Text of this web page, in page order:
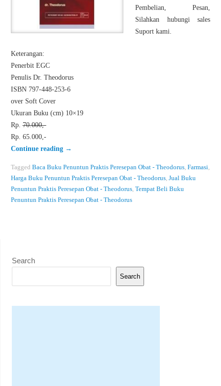
Pembelian, Pesan,
Silahkan hubungi sales
Suport kami.
Keterangan:
Penerbit EGC
Penulis Dr. Theodorus
ISBN 797-448-253-6
over Soft Cover
Ukuran Buku (cm) 10×19
Rp.70.000,-
Rp. 65.000,-
Continue reading →
Tagged Baca Buku Penuntun Praktis Peresepan Obat - Theodorus, Farmasi
Harga Buku Penuntun Praktis Peresepan Obat - Theodorus, Jual Buku
Penuntun Praktis Peresepan Obat - Theodorus, Tempat Beli Buku
Penuntun Praktis Peresepan Obat - Theodorus
Search
Search